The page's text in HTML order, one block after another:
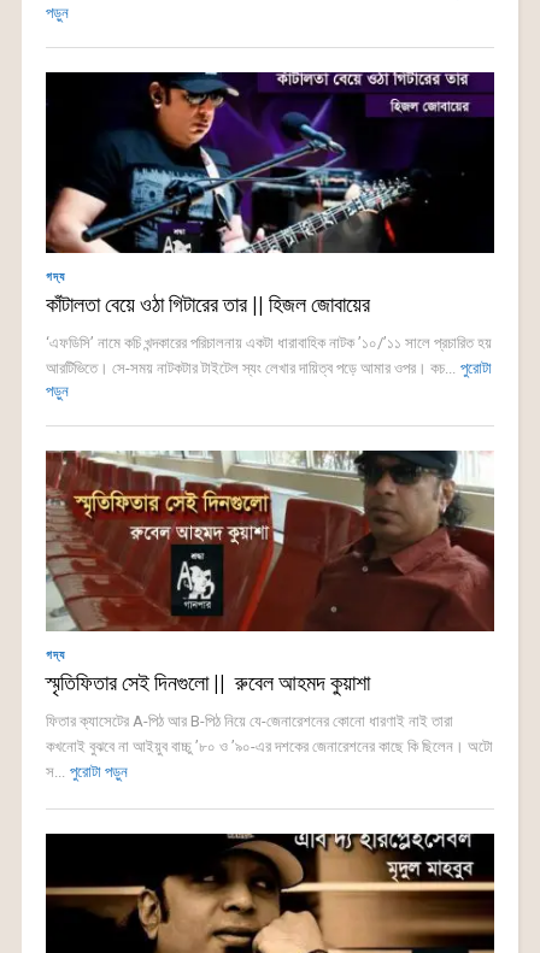
পড়ুন
গদ্য
কাঁটালতা বেয়ে ওঠা গিটারের তার || হিজল জোবায়ের
‘এফডিসি’ নামে কচি খন্দকারের পরিচালনায় একটা ধারাবাহিক নাটক ’১০/’১১ সালে প্রচারিত হয়
আরটিভিতে। সে-সময় নাটকটার টাইটেল স্যং লেখার দায়িত্ব পড়ে আমার ওপর। কচ... পুরোটা
পড়ুন
গদ্য
স্মৃতিফিতার সেই দিনগুলো || রুবেল আহমদ কুয়াশা
ফিতার ক্যাসেটের A-পিঠ আর B-পিঠ নিয়ে যে-জেনারেশনের কোনো ধারণাই নাই তারা
কখনোই বুঝবে না আইয়ুব বাচ্চু ’৮০ ও ’৯০-এর দশকের জেনারেশনের কাছে কি ছিলেন। অটো
স... পুরোটা পড়ুন